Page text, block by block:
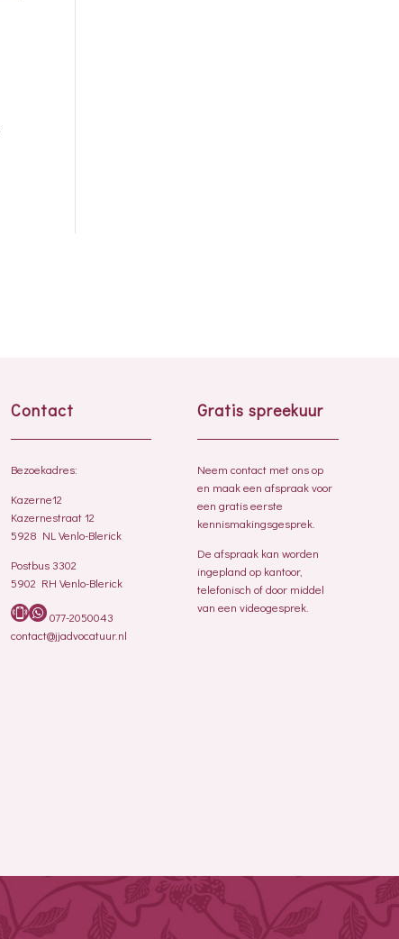
Contact
Bezoekadres:
Kazerne12
Kazernestraat 12
5928 NL Venlo-Blerick
Postbus 3302
5902 RH Venlo-Blerick
077-2050043
contact@jjadvocatuur.nl
Gratis spreekuur
Neem contact met ons op
en maak een afspraak voor
een gratis eerste
kennismakingsgesprek.
De afspraak kan worden
ingepland op kantoor,
telefonisch of door middel
van een videogesprek.